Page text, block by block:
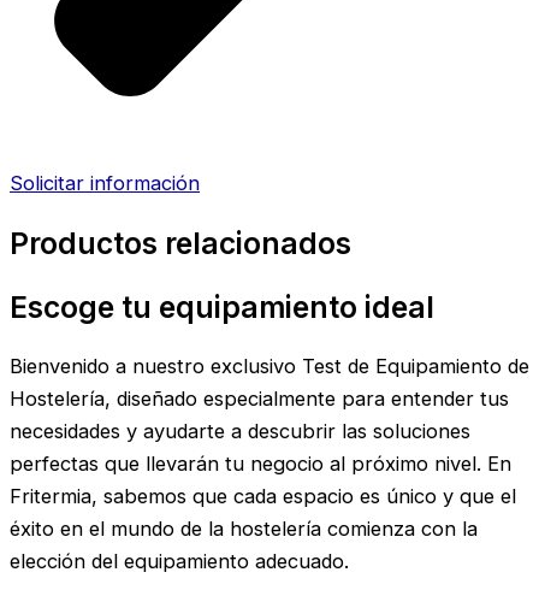
Solicitar información
Productos relacionados
Escoge tu equipamiento ideal
Bienvenido a nuestro exclusivo Test de Equipamiento de
Hostelería, diseñado especialmente para entender tus
necesidades y ayudarte a descubrir las soluciones
perfectas que llevarán tu negocio al próximo nivel. En
Fritermia, sabemos que cada espacio es único y que el
éxito en el mundo de la hostelería comienza con la
elección del equipamiento adecuado.